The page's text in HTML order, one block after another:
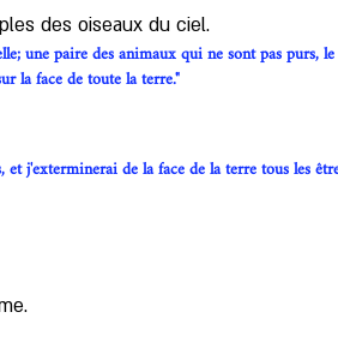
des oiseaux du ciel.
une paire des animaux qui ne sont pas purs,
la face de toute la terre."
j'exterminerai de la face de la terre tous les